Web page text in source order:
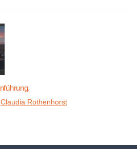
Claudia Rothenhorst